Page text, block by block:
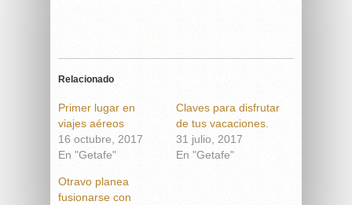
Relacionado
Primer lugar en
viajes aéreos
16 octubre, 2017
En "Getafe"
Claves para disfrutar
de tus vacaciones.
31 julio, 2017
En "Getafe"
Otravo planea
fusionarse con